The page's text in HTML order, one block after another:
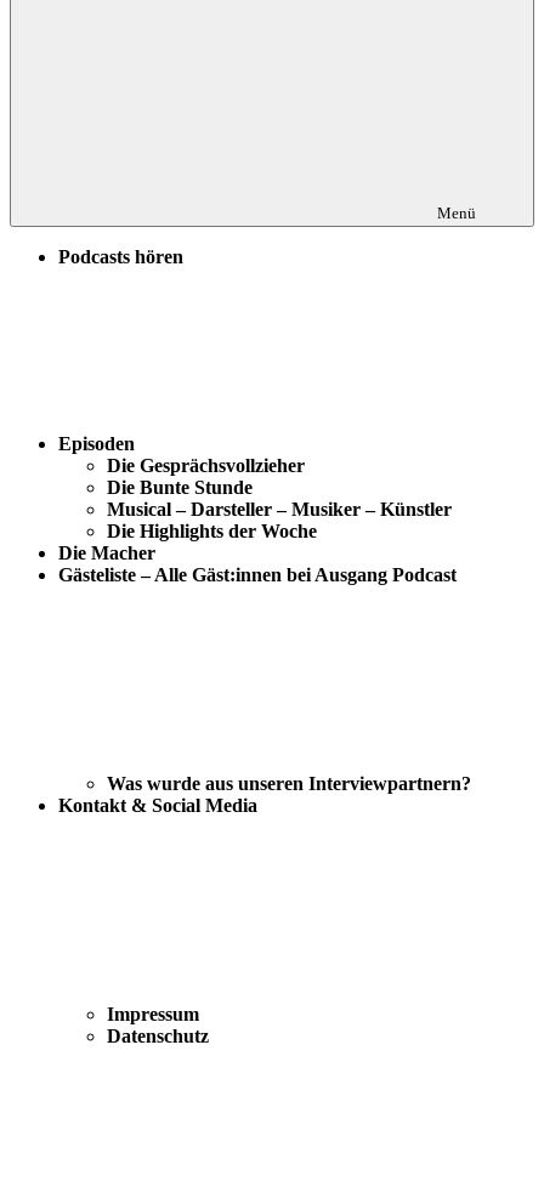
Menü
Podcasts hören
Episoden
Die Gesprächsvollzieher
Die Bunte Stunde
Musical – Darsteller – Musiker – Künstler
Die Highlights der Woche
Die Macher
Gästeliste – Alle Gäst:innen bei Ausgang Podcast
Was wurde aus unseren Interviewpartnern?
Kontakt & Social Media
Impressum
Datenschutz